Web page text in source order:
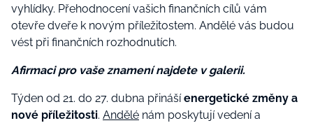
vyhlídky. Přehodnocení vašich finančních cílů vám
otevře dveře k novým příležitostem. Andělé vás budou
vést při finančních rozhodnutích.
Afirmaci pro vaše znamení najdete v galerii.
Týden od 21. do 27. dubna přinášíenergetické změny a
nové příležitosti. Andělé nám poskytují vedení a